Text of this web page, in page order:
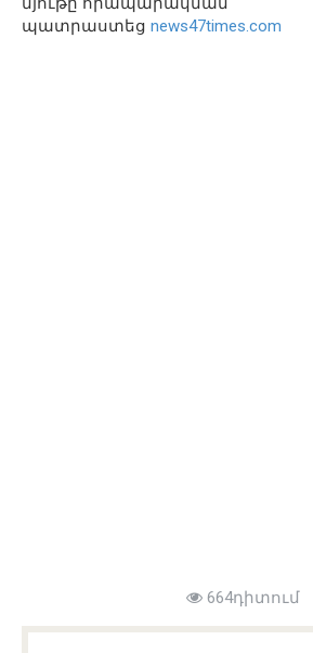
պատրաստեց news47times.com
664դիտում